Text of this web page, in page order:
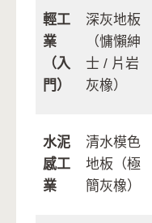
輕工
業
（入
門）
深灰地板
（慵懶紳
士 / 片岩
灰橡）
水泥
感工
業
清水模色
地板（極
簡灰橡）